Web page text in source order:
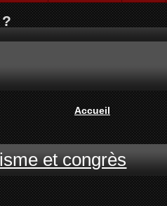
Accueil
et congrès